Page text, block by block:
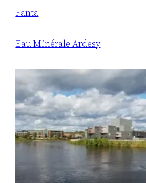
Fanta
Eau Minérale Ardesy